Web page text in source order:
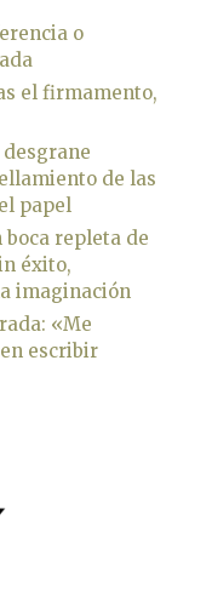
o
el firmamento,
de las
papel
repleta de
éxito,
imaginación
«Me
escribir